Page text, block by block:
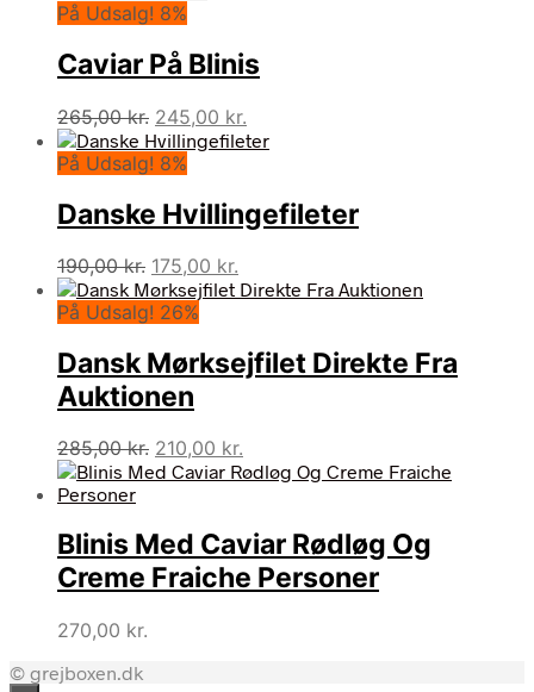
På Udsalg! 8%
Caviar På Blinis
265,00kr. Den
oprindelige
pris
265,00 kr..
245,00 kr.
aktuelle
245,00 kr..
På Udsalg! 8%
Danske Hvillingefileter
190,00kr. Den
oprindelige
pris
190,00 kr..
175,00 kr.
aktuelle
175,00 kr..
På Udsalg! 26%
Dansk Mørksejfilet Direkte Fra
Auktionen
285,00kr. Den
oprindelige
285,00 kr..
210,00 kr.
aktuelle
210,00 kr..
Blinis Med Caviar Rødløg Og
Creme Fraiche Personer
270,00 kr.
© grejboxen.dk